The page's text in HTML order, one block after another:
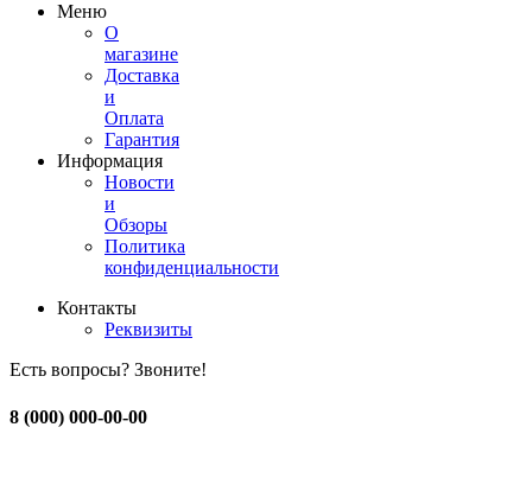
Меню
О
магазине
Доставка
и
Оплата
Гарантия
Информация
Новости
и
Обзоры
Политика
конфиденциальности
Контакты
Реквизиты
Есть вопросы? Звоните!
8 (000) 000-00-00